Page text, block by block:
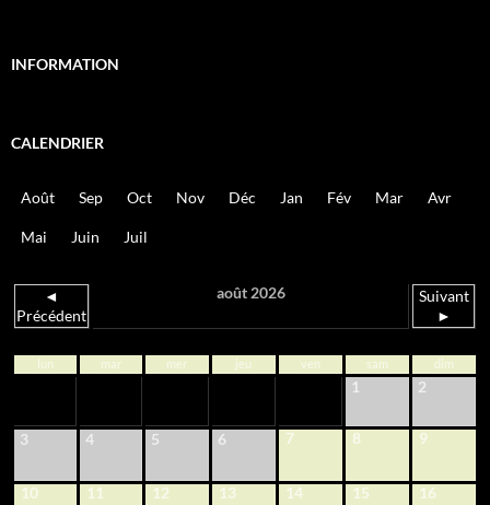
INFORMATION
CALENDRIER
Août Sep Oct Nov Déc Jan Fév Mar Avr
Mai Juin Juil
◄
Précédent
août 2026
Suivant
►
lun mar mer jeu ven sam dim
1 2
3 4 5 6 7 8 9
10 11 12 13 14 15 16